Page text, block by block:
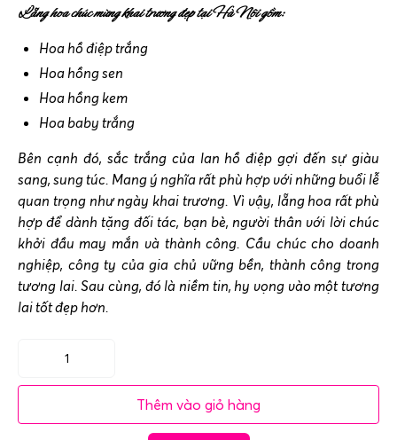
Lẵng hoa chúc mừng khai trương đẹp tại Hà Nội gồm:
Hoa hồ điệp trắng
Hoa hồng sen
Hoa hồng kem
Hoa baby trắng
Bên cạnh đó, sắc trắng của lan hồ điệp gợi đến sự giàu
sang, sung túc. Mang ý nghĩa rất phù hợp với những buổi lễ
quan trọng như ngày khai trương. Vì vậy, lẵng hoa rất phù
hợp để dành tặng đối tác, bạn bè, người thân với lời chúc
khởi đầu may mắn và thành công. Cầu chúc cho doanh
nghiệp, công ty của gia chủ vững bền, thành công trong
tương lai. Sau cùng, đó là niềm tin, hy vọng vào một tương
lai tốt đẹp hơn.
Lẵng
hoa
Thêm vào giỏ hàng